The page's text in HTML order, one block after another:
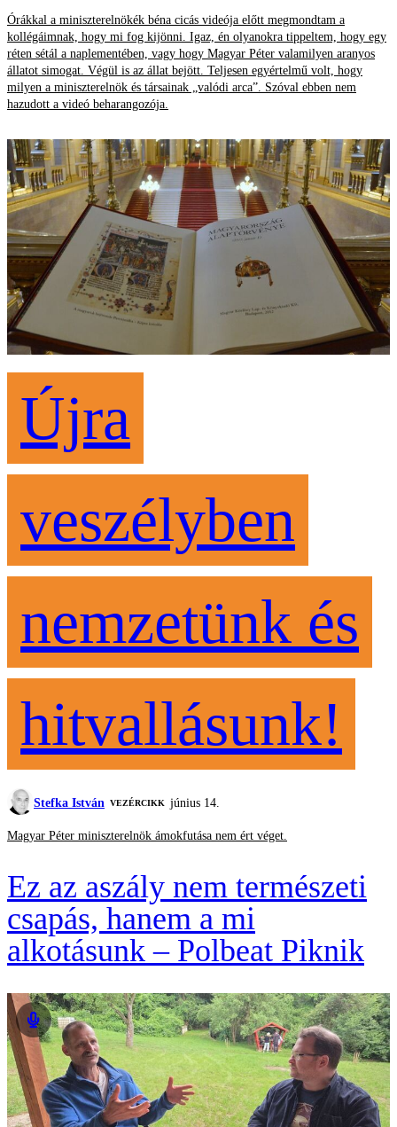
Órákkal a miniszterelnökék béna cicás videója előtt megmondtam a
kollégáimnak, hogy mi fog kijönni. Igaz, én olyanokra tippeltem, hogy egy
réten sétál a naplementében, vagy hogy Magyar Péter valamilyen aranyos
állatot simogat. Végül is az állat bejött. Teljesen egyértelmű volt, hogy
milyen a miniszterelnök és társainak „valódi arca”. Szóval ebben nem
hazudott a videó beharangozója.
Újra
veszélyben
nemzetünk és
hitvallásunk!
Stefka István VEZÉRCIKK június 14.
Magyar Péter miniszterelnök ámokfutása nem ért véget.
Ez az aszály nem természeti
csapás, hanem a mi
alkotásunk – Polbeat Piknik